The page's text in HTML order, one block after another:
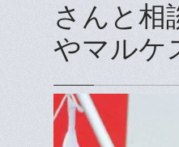
さんと相
やマルケ